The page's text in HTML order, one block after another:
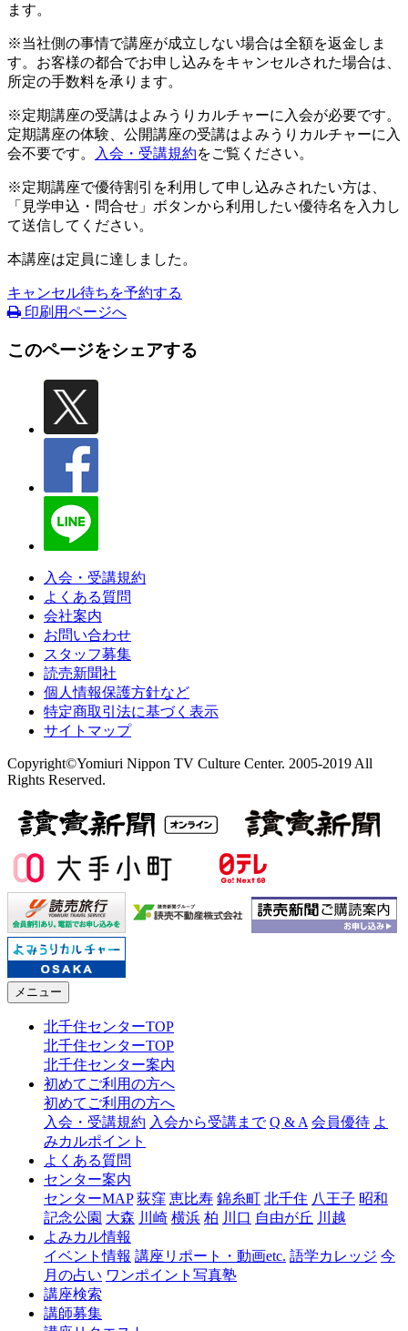
ます。
※当社側の事情で講座が成立しない場合は全額を返金しま
す。お客様の都合でお申し込みをキャンセルされた場合は、
所定の手数料を承ります。
※定期講座の受講はよみうりカルチャーに入会が必要です。
定期講座の体験、公開講座の受講はよみうりカルチャーに入
会不要です。
入会・受講規約をご覧ください。
※定期講座で優待割引を利用して申し込みされたい方は、
「見学申込・問合せ」ボタンから利用したい優待名を入力し
て送信してください。
本講座は定員に達しました。
キャンセル待ちを予約する
印刷用ページへ
このページをシェアする
入会・受講規約
よくある質問
会社案内
お問い合わせ
スタッフ募集
読売新聞社
個人情報保護方針など
特定商取引法に基づく表示
サイトマップ
Copyright©Yomiuri Nippon TV Culture Center. 2005-2019 All
Rights Reserved.
メニュー
北千住センターTOP
北千住センターTOP
北千住センター案内
初めてご利用の方へ
初めてご利用の方へ
入会・受講規約 入会から受講まで Q & A 会員優待 よ
みカルポイント
よくある質問
センター案内
センターMAP 荻窪 恵比寿 錦糸町 北千住 八王子 昭和
記念公園 大森 川崎 横浜 柏 川口 自由が丘 川越
よみカル情報
イベント情報 講座リポート・動画etc. 語学カレッジ 今
月の占い ワンポイント写真塾
講座検索
講師募集